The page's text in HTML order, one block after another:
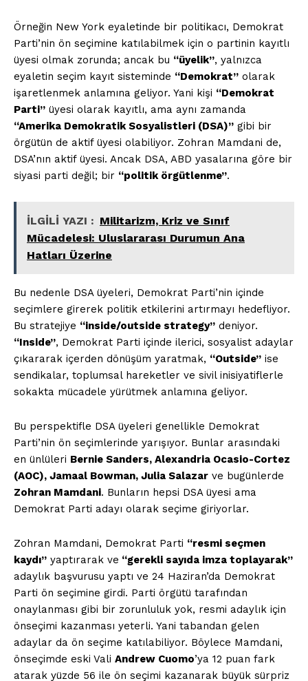
Örneğin New York eyaletinde bir politikacı, Demokrat
Parti’nin ön seçimine katılabilmek için o partinin kayıtlı
üyesi olmak zorunda; ancak bu “üyelik”, yalnızca
eyaletin seçim kayıt sisteminde “Demokrat” olarak
işaretlenmek anlamına geliyor. Yani kişi “Demokrat
Parti” üyesi olarak kayıtlı, ama aynı zamanda
“Amerika Demokratik Sosyalistleri (DSA)” gibi bir
örgütün de aktif üyesi olabiliyor. Zohran Mamdani de,
DSA’nın aktif üyesi. Ancak DSA, ABD yasalarına göre bir
siyasi parti değil; bir “politik örgütlenme”.
İLGİLİ YAZI : Militarizm, Kriz ve Sınıf
Mücadelesi: Uluslararası Durumun Ana
Hatları Üzerine
Bu nedenle DSA üyeleri, Demokrat Parti’nin içinde
seçimlere girerek politik etkilerini artırmayı hedefliyor.
Bu stratejiye “inside/outside strategy” deniyor.
“Inside”, Demokrat Parti içinde ilerici, sosyalist adaylar
çıkararak içerden dönüşüm yaratmak, “Outside” ise
sendikalar, toplumsal hareketler ve sivil inisiyatiflerle
sokakta mücadele yürütmek anlamına geliyor.
Bu perspektifle DSA üyeleri genellikle Demokrat
Parti’nin ön seçimlerinde yarışıyor. Bunlar arasındaki
en ünlüleri Bernie Sanders, Alexandria Ocasio-Cortez
(AOC), Jamaal Bowman, Julia Salazar ve bugünlerde
Zohran Mamdani. Bunların hepsi DSA üyesi ama
Demokrat Parti adayı olarak seçime giriyorlar.
Zohran Mamdani, Demokrat Parti “resmi seçmen
kaydı” yaptırarak ve “gerekli sayıda imza toplayarak”
adaylık başvurusu yaptı ve 24 Haziran’da Demokrat
Parti ön seçimine girdi. Parti örgütü tarafından
onaylanması gibi bir zorunluluk yok, resmi adaylık için
önseçimi kazanması yeterli. Yani tabandan gelen
adaylar da ön seçime katılabiliyor. Böylece Mamdani,
önseçimde eski Vali Andrew Cuomo’ya 12 puan fark
atarak yüzde 56 ile ön seçimi kazanarak büyük sürpriz